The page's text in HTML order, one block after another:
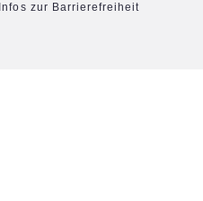
Infos zur Barrierefreiheit